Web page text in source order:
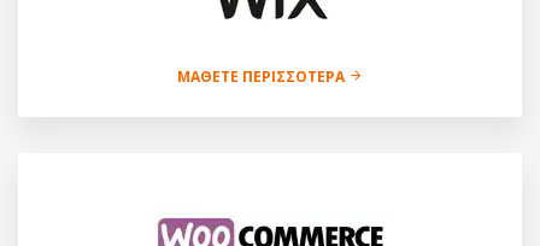
ΜΆΘΕΤΕ ΠΕΡΙΣΣΌΤΕΡΑ